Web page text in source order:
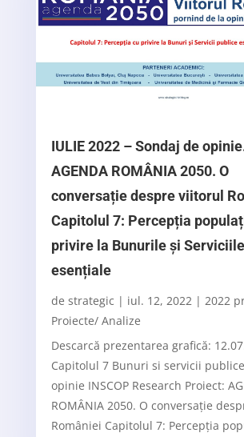
IULIE 2022 – Sondaj de
AGENDA ROMÂNIA 2050. O
conversație despre viitorul
Capitolul 7: Percepția
privire la Bunurile și
esențiale
de strategic | iul. 12, 2022| 2022
Proiecte/ Analize
Descarcă prezentarea grafică:
Capitolul 7 Bunuri si servicii
opinie INSCOP Research Proiect:
ROMÂNIA 2050. O conversație
României Capitolul 7: Percepția